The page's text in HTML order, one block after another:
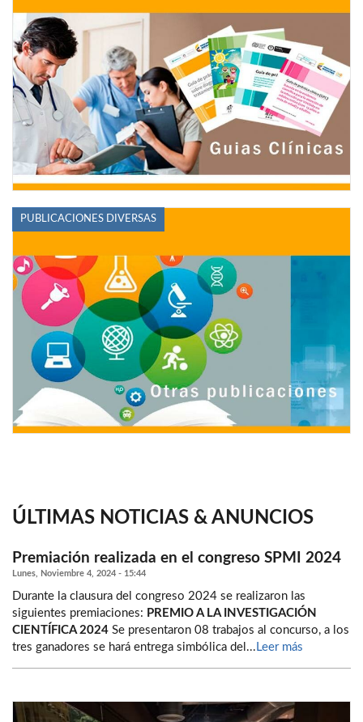
PUBLICACIONES DIVERSAS
ÚLTIMAS NOTICIAS & ANUNCIOS
Premiación realizada en el congreso SPMI 2024
Lunes, Noviembre 4, 2024 - 15:44
Durante la clausura del congreso 2024 se realizaron las
siguientes premiaciones: PREMIO A LA INVESTIGACIÓN
CIENTÍFICA 2024 Se presentaron 08 trabajos al concurso, a los
tres ganadores se hará entrega simbólica del... Leer más